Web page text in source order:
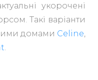
укорочені
Такі варіанти
домами Celine,
.